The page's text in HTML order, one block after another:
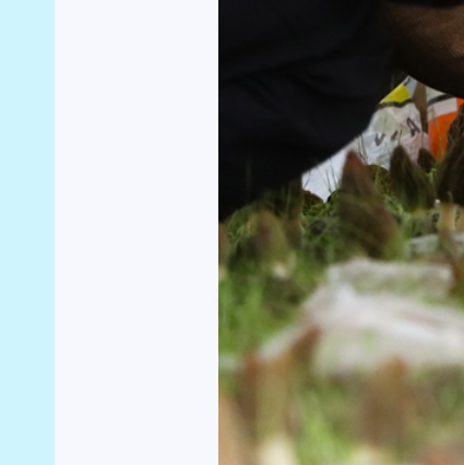
走进羊肚菌种植基地，一派丰收盛景。
在田垄间，菌盖纹理饱满、肉质肥厚，在阳光
心翼翼地采摘、分拣、装筐，随后迅速打包，发
“今年是我们扩大种植规模的第一年，目
当前，鲜货每斤可达60元，干菌每斤可达500元
村委会主任杨昌国看着棚内长势喜人的菌菇，难